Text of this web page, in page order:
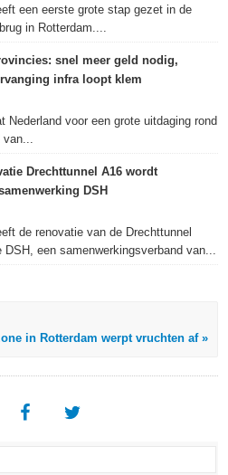
een eerste grote stap gezet in de
in Rotterdam....
snel meer geld nodig,
infra loopt klem
Nederland voor een grote uitdaging rond
van...
Drechttunnel A16 wordt
DSH
de renovatie van de Drechttunnel
een samenwerkingsverband van...
in Rotterdam werpt vruchten af »